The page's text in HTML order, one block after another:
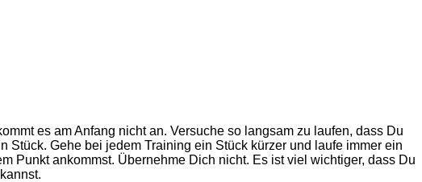
es am Anfang nicht an. Versuche so langsam zu laufen, dass Du
Gehe bei jedem Training ein Stück kürzer und laufe immer ein
Punkt ankommst. Übernehme Dich nicht. Es ist viel wichtiger, dass Du